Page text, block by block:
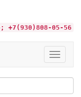
+7(930)808-05-56
Toggle